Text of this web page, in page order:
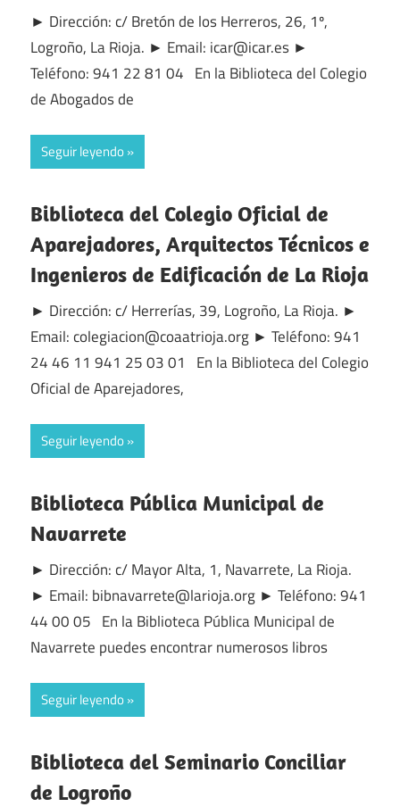
► Dirección: c/ Bretón de los Herreros, 26, 1º,
Logroño, La Rioja. ► Email: icar@icar.es ►
Teléfono: 941 22 81 04 En la Biblioteca del Colegio
de Abogados de
Seguir leyendo
Biblioteca del Colegio Oficial de
Aparejadores, Arquitectos Técnicos e
Ingenieros de Edificación de La Rioja
► Dirección: c/ Herrerías, 39, Logroño, La Rioja. ►
Email: colegiacion@coaatrioja.org ► Teléfono: 941
24 46 11 941 25 03 01 En la Biblioteca del Colegio
Oficial de Aparejadores,
Seguir leyendo
Biblioteca Pública Municipal de
Navarrete
► Dirección: c/ Mayor Alta, 1, Navarrete, La Rioja.
► Email: bibnavarrete@larioja.org ► Teléfono: 941
44 00 05 En la Biblioteca Pública Municipal de
Navarrete puedes encontrar numerosos libros
Seguir leyendo
Biblioteca del Seminario Conciliar
de Logroño